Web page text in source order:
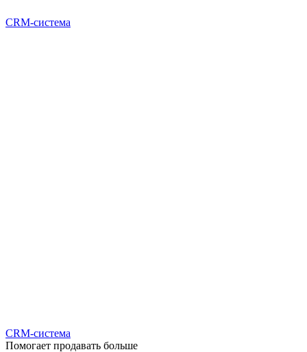
CRM-система
CRM-система
Помогает продавать больше